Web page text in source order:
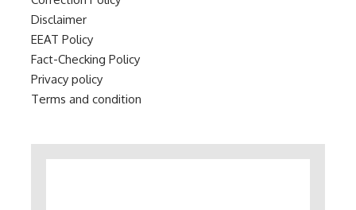
Disclaimer
EEAT Policy
Fact-Checking Policy
Privacy policy
Terms and condition